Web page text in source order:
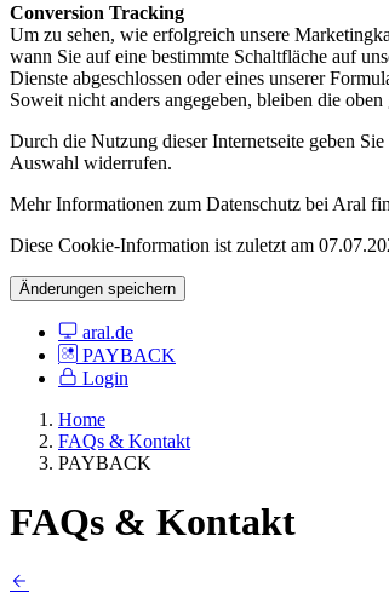
Conversion Tracking
Um zu sehen, wie erfolgreich unsere
wann Sie auf eine bestimmte Schaltfläche auf
Dienste abgeschlossen oder eines unserer
Soweit nicht anders angegeben, bleiben die
Durch die Nutzung dieser Internetseite geben
Auswahl widerrufen.
Mehr Informationen zum Datenschutz bei Aral
Diese Cookie-Information ist zuletzt am
Änderungen speichern
aral.de
PAYBACK
Login
Home
FAQs & Kontakt
PAYBACK
FAQs & Kontakt